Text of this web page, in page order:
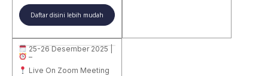
Daftar disini lebih mudah
25-26 Desember 2025 |
–
Live On Zoom Meeting